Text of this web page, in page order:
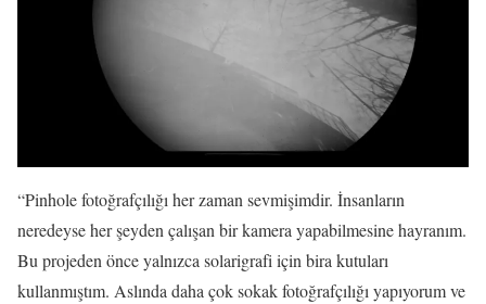
“Pinhole fotoğrafçılığı her zaman sevmişimdir. İnsanların
neredeyse her şeyden çalışan bir kamera yapabilmesine hayranım.
Bu projeden önce yalnızca solarigrafi için bira kutuları
kullanmıştım. Aslında daha çok sokak fotoğrafçılığı yapıyorum ve